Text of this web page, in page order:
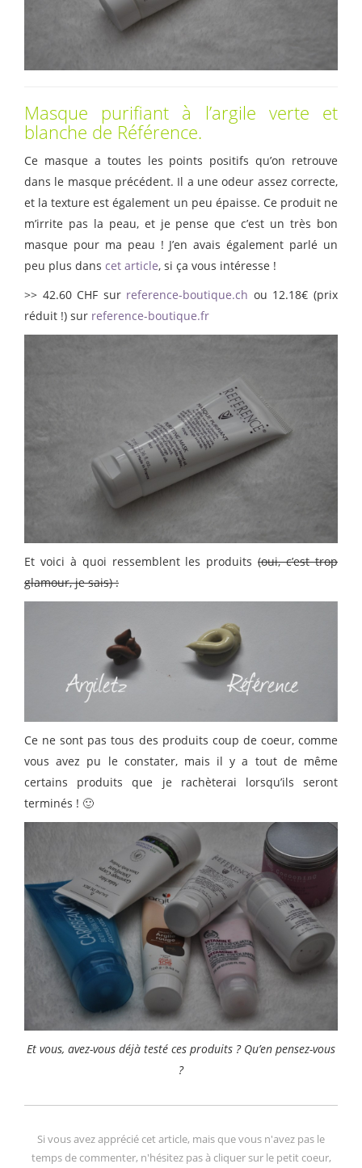
Masque purifiant à l’argile verte et
blanche de Référence.
Ce masque a toutes les points positifs qu’on retrouve
dans le masque précédent. Il a une odeur assez correcte,
et la texture est également un peu épaisse. Ce produit ne
m’irrite pas la peau, et je pense que c’est un très bon
masque pour ma peau ! J’en avais également parlé un
peu plus dans cet article, si ça vous intéresse !
>> 42.60 CHF sur reference-boutique.ch ou 12.18€ (prix
réduit !) sur reference-boutique.fr
Et voici à quoi ressemblent les produits(oui, c’est trop
glamour, je sais) :
Ce ne sont pas tous des produits coup de coeur, comme
vous avez pu le constater, mais il y a tout de même
certains produits que je rachèterai lorsqu’ils seront
terminés ! 🙂
Et vous, avez-vous déjà testé ces produits ? Qu’en pensez-vous
?
Si vous avez apprécié cet article, mais que vous n'avez pas le
temps de commenter, n'hésitez pas à cliquer sur le petit coeur,